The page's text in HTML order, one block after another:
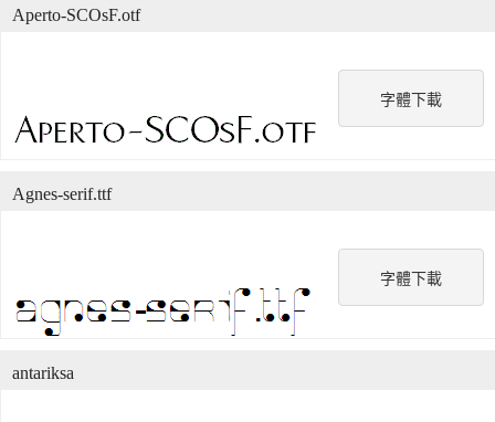
字體下載
Aperto-SCOsF.otf
字體下載
Agnes-serif.ttf
antariksa